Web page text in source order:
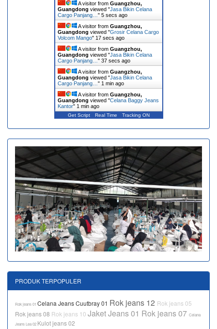
A visitor from Guangzhou,
Guangdong viewed "Jasa Bikin Celana
Cargo Panjang… " 6 secs ago
A visitor from Guangzhou,
Guangdong viewed "Grosir Celana Cargo
Volcom Mango" 18 secs ago
A visitor from Guangzhou,
Guangdong viewed "Jasa Bikin Celana
Cargo Panjang… " 38 secs ago
A visitor from Guangzhou,
Guangdong viewed "Jasa Bikin Celana
Cargo Panjang… " 1 min ago
A visitor from Guangzhou,
Guangdong viewed "Celana Baggy Jeans
Kantor" 1 min ago
Get Script Real Time Tracking ON
PRODUK TERPOPULER
Rok jeans 01 Celana Jeans Cuutbray 01 Rok jeans 12 Rok jeans 05
Rok jeans 08 Rok jeans 10 Jaket Jeans 01 Rok jeans 07 Celana
Jeans Lea 02 Kulot jeans 02